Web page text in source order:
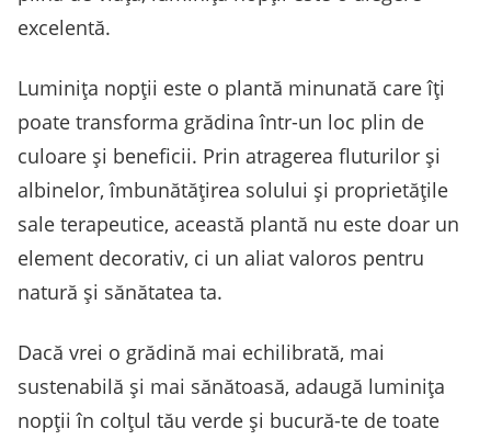
excelentă.
Luminița nopții este o plantă minunată care îți
poate transforma grădina într-un loc plin de
culoare și beneficii. Prin atragerea fluturilor și
albinelor, îmbunătățirea solului și proprietățile
sale terapeutice, această plantă nu este doar un
element decorativ, ci un aliat valoros pentru
natură și sănătatea ta.
Dacă vrei o grădină mai echilibrată, mai
sustenabilă și mai sănătoasă, adaugă luminița
nopții în colțul tău verde și bucură-te de toate